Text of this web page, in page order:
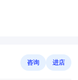
咨询 进店